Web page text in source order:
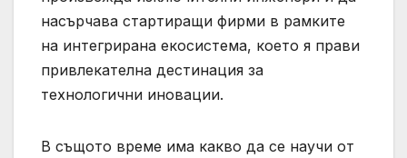
насърчава стартиращи фирми в рамките
на интегрирана екосистема, което я прави
привлекателна дестинация за
технологични иновации.
В същото време има какво да се научи от